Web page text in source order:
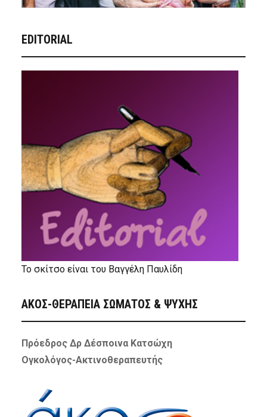
EDITORIAL
Το σκίτσο είναι του Βαγγέλη Παυλίδη
ΑΚΟΣ-ΘΕΡΑΠΕΙΑ ΣΩΜΑΤΟΣ & ΨΥΧΗΣ
Πρόεδρος Δρ Δέσποινα Κατσώχη
Ογκολόγος-Ακτινοθεραπευτής